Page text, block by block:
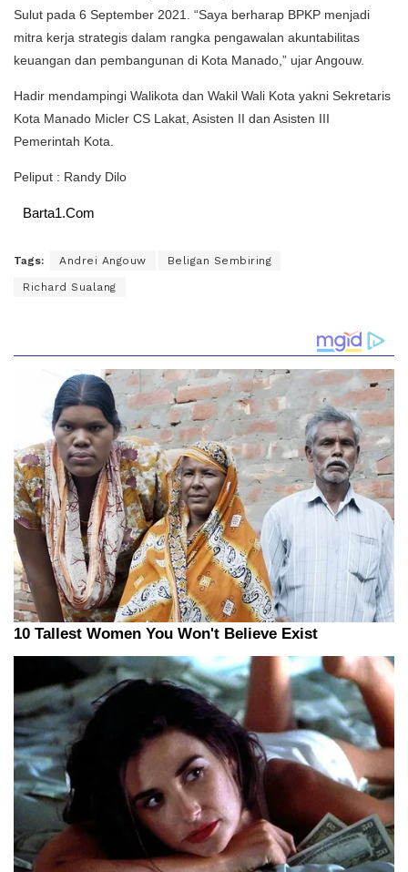
Sulut pada 6 September 2021. “Saya berharap BPKP menjadi
mitra kerja strategis dalam rangka pengawalan akuntabilitas
keuangan dan pembangunan di Kota Manado,” ujar Angouw.
Hadir mendampingi Walikota dan Wakil Wali Kota yakni Sekretaris
Kota Manado Micler CS Lakat, Asisten II dan Asisten III
Pemerintah Kota.
Peliput : Randy Dilo
Barta1.Com
Tags: Andrei Angouw Beligan Sembiring
Richard Sualang